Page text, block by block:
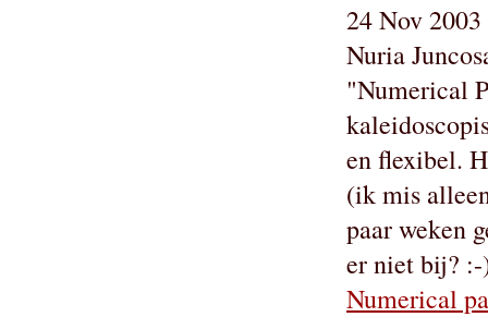
24 Nov
Nuria
"Numerical
en flexibel.
(ik mis
paar weken
er niet bij?
Numerical